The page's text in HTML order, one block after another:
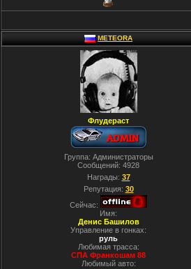
METEORA
Флудераст
Группа: Администраторы
Сообщений: 4928
Награды: 37
Репутация: 30
Сейчас:
Имя:
Денис Башилов
Управление в гонках:
руль
Любимая трасса:
СПА Франкошам 88
Любимый авто: